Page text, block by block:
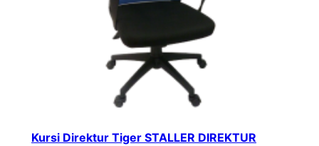
Kursi Direktur Tiger STALLER DIREKTUR